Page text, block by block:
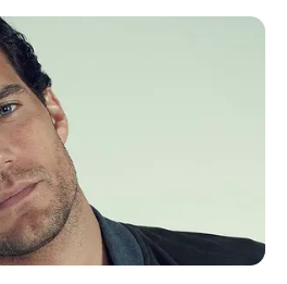
karyawan putus asa yang selalu
seorang yang penakut dan pesimis.
hitam dan suruhan di kantor maupun
yang rajin dan cerdas, namun
ingin melakukan tindakan bunuh
ketika dia menjadi seorang tertuduh